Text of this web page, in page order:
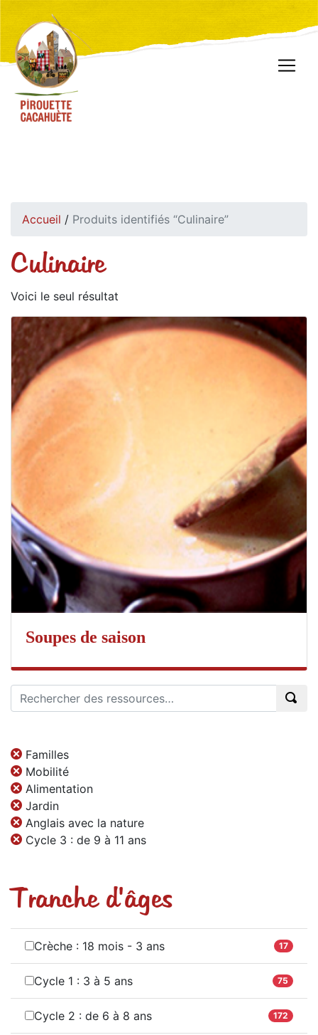
Accueil / Produits identifiés “Culinaire”
Culinaire
Voici le seul résultat
Soupes de saison
Familles
Mobilité
Alimentation
Jardin
Anglais avec la nature
Cycle 3 : de 9 à 11 ans
Tranche d'âges
Crèche : 18 mois - 3 ans 17
Cycle 1 : 3 à 5 ans 75
Cycle 2 : de 6 à 8 ans 172